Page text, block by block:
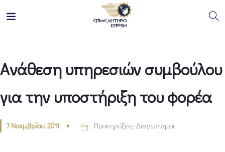
Aνάθεση υπηρεσιών συμβούλου
για την υποστήριξη του φορέα
7 Νοεμβρίου, 2011 Προκηρύξεις-Διαγωνισμοί